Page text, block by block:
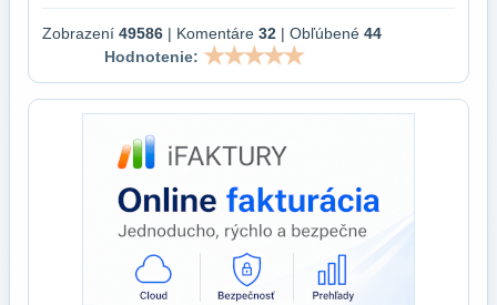
Zobrazení 49586 | Komentáre 32 | Obľúbené 44
Hodnotenie: